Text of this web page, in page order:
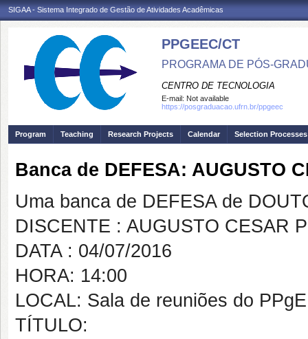
SIGAA - Sistema Integrado de Gestão de Atividades Acadêmicas
PPGEEC/CT
PROGRAMA DE PÓS-
CENTRO DE TECNOLOGIA
E-mail: Not available
https://posgraduacao.ufrn.br/ppgeec
Program Teaching Research Projects Calendar Selection Processes
Banca de DEFESA: AUGUSTO
Uma banca de DEFESA de
DISCENTE : AUGUSTO CESAR
DATA : 04/07/2016
HORA: 14:00
LOCAL: Sala de reuniões do
TÍTULO: